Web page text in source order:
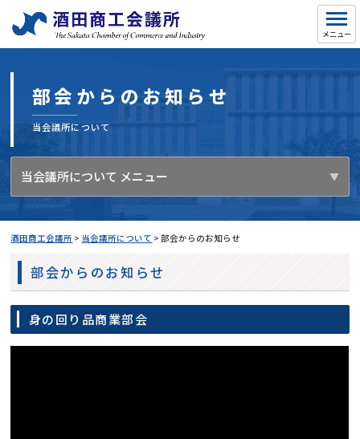
部会からのお知らせ
当会議所について
当会議所について メニュー
酒田商工会議所 > 当会議所について >部会からのお知らせ
部会からのお知らせ
身の回り品商業部会